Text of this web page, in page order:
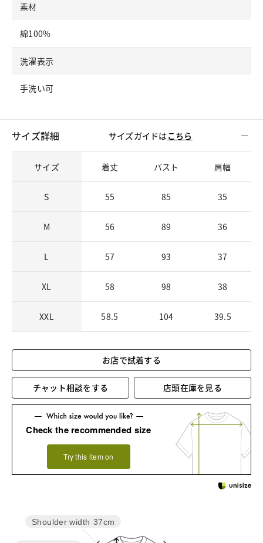
素材
綿100%
洗濯表示
手洗い可
サイズ詳細 サイズガイドは こちら
サイズ 着丈 バスト 肩幅
S 55 85 35
M 56 89 36
L 57 93 37
XL 58 98 38
XXL 58.5 104 39.5
お店で試着する
チャット相談をする 店頭在庫を見る
Check the recommended size
Try this item on
Shoulder width 37cm